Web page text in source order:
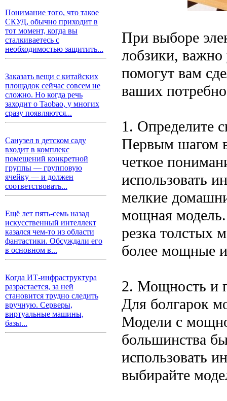
Понимание того, что такое
СКУД, обычно приходит в
тот момент, когда вы
сталкиваетесь с
необходимостью защитить...
Заказать вещи с китайских
площадок сейчас совсем не
сложно. Но когда речь
заходит о Taobao, у многих
сразу появляются...
Санузел в детском саду
входит в комплекс
помещений конкретной
группы — групповую
ячейку — и должен
соответствовать...
Ещё лет пять-семь назад
искусственный интеллект
казался чем-то из области
фантастики. Обсуждали его
в основном в...
Когда ИТ-инфраструктура
разрастается, за ней
становится трудно следить
вручную. Серверы,
виртуальные машины,
базы...
При выборе
лобзики, важно
помогут вам
ваших
1. Определите
Первым шагом в
четкое
использовать
мелкие
мощная модель.
резка толстых
более мощные
2. Мощность и
Для болгарок
Модели с
большинства
использовать
выбирайте